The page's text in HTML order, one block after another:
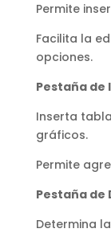
Permite
Facilita la
opciones.
Pestaña de
Inserta
gráficos.
Permite
Pestaña de
Determina